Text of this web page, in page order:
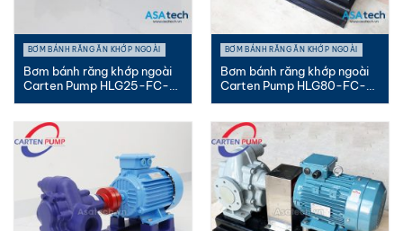
BƠM BÁNH RĂNG ĂN KHỚP NGOÀI
Bơm bánh răng khớp ngoài
Carten Pump HLG25-FC-
MC |...
BƠM BÁNH RĂNG ĂN KHỚP NGOÀI
Bơm bánh răng khớp ngoài
Carten Pump HLG80-FC-
MC |...